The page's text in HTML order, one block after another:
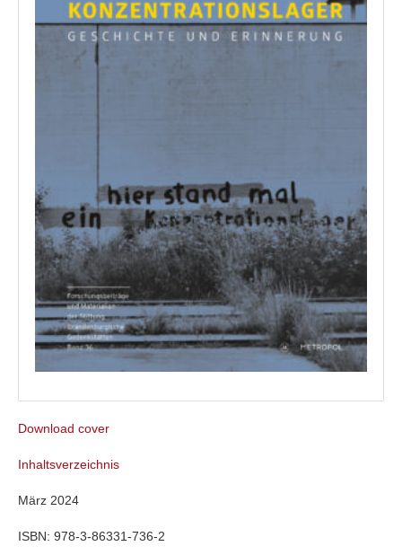
Download cover
Inhaltsverzeichnis
März 2024
ISBN: 978-3-86331-736-2